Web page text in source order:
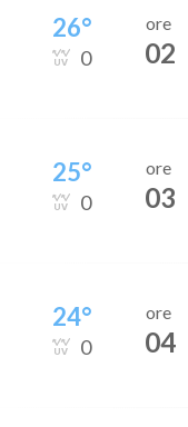
26°
0
ore
02
25°
0
ore
03
24°
0
ore
04